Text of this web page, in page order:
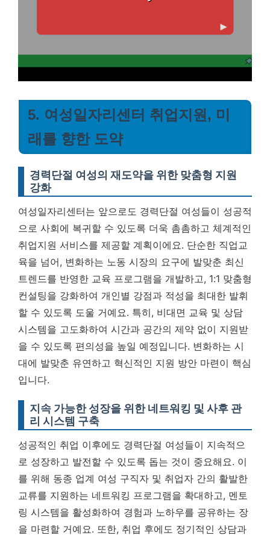
5. 여성일자리센터 취업지원, 미
래를 향한 도약
경력단절 여성의 재도약을 위한 맞춤형 지원
강화
여성일자리센터는 앞으로도 경력단절 여성들이 성공적
으로 사회에 복귀할 수 있도록 더욱 촘촘하고 체계적인
취업지원 서비스를 제공할 계획이에요. 단순한 직업교
육을 넘어, 변화하는 노동 시장의 요구에 발맞춘 최신
트렌드를 반영한 교육 프로그램을 개발하고, 1:1 맞춤형
컨설팅을 강화하여 개인별 강점과 적성을 최대한 발휘
할 수 있도록 도울 거예요. 특히, 비대면 교육 및 상담
시스템을 고도화하여 시간과 공간의 제약 없이 지원받
을 수 있도록 편의성을 높일 예정입니다. 변화하는 시
대에 발맞춘 유연하고 혁신적인 지원 방안 마련이 핵심
입니다.
지속 가능한 성장을 위한 네트워킹 및 사후 관
리 시스템 구축
성공적인 취업 이후에도 경력단절 여성들이 지속적으
로 성장하고 발전할 수 있도록 돕는 것이 중요해요. 이
를 위해 동종 업계 여성 구직자 및 취업자 간의 활발한
교류를 지원하는 네트워킹 프로그램을 확대하고, 멘토
링 시스템을 활성화하여 경험과 노하우를 공유하는 장
을 마련할 거예요. 또한, 취업 후에도 정기적인 상담과